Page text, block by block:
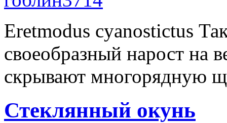
Eretmodus cyanostictus
своеобразный нарост на
скрывают многорядную
Стеклянный окунь